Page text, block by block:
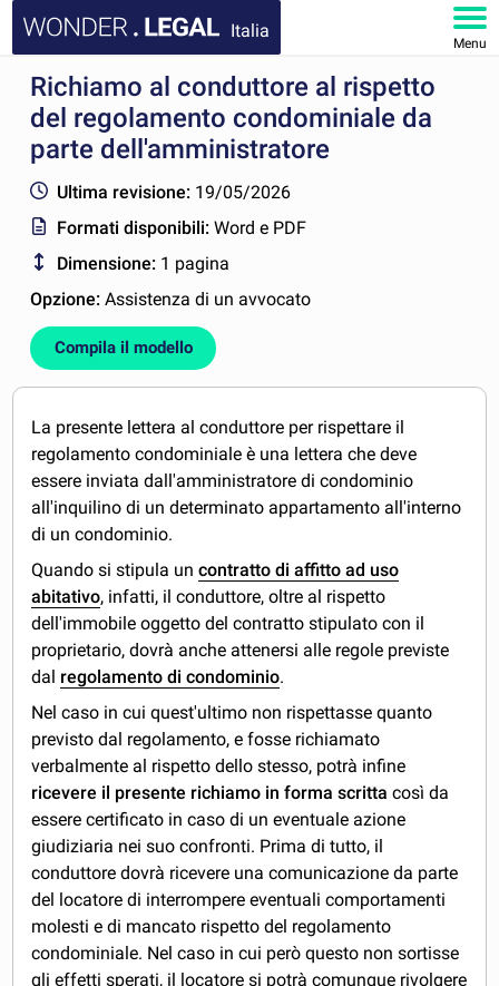
Italia
Menu
HOMEPAGE
DOCUMENTI
FAQ
IL MIO ACCOUNT
Richiamo al conduttore al rispetto
del regolamento condominiale da
parte dell'amministratore
Ultima revisione: 19/05/2026
Formati disponibili:Word e PDF
Dimensione: 1 pagina
Opzione:Assistenza di un avvocato
Compila il modello
La presente lettera al conduttore per rispettare il
regolamento condominiale è una lettera che deve
essere inviata dall'amministratore di condominio
all'inquilino di un determinato appartamento all'interno
di un condominio.
Quando si stipula uncontratto di affitto ad uso
abitativo, infatti, il conduttore, oltre al rispetto
dell'immobile oggetto del contratto stipulato con il
proprietario, dovrà anche attenersi alle regole previste
dal regolamento di condominio.
Nel caso in cui quest'ultimo non rispettasse quanto
previsto dal regolamento, e fosse richiamato
verbalmente al rispetto dello stesso, potrà infine
ricevere il presente richiamo in forma scritta così da
essere certificato in caso di un eventuale azione
giudiziaria nei suo confronti. Prima di tutto, il
conduttore dovrà ricevere una comunicazione da parte
del locatore di interrompere eventuali comportamenti
molesti e di mancato rispetto del regolamento
condominiale. Nel caso in cui però questo non sortisse
gli effetti sperati, il locatore si potrà comunque rivolgere